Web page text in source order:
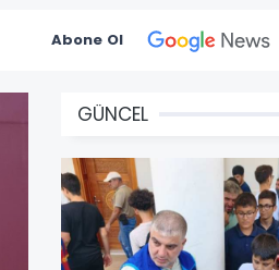
Abone Ol
GÜNCEL